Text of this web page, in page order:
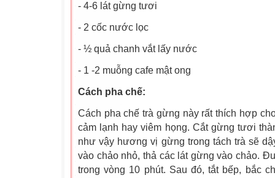
- 4-6 lát gừng tươi
- 2 cốc nước lọc
- ½ quả chanh vắt lấy nước
- 1 -2 muỗng cafe mật ong
Cách pha chế:
Cách pha chế trà gừng này rất thích hợp
cảm lạnh hay viêm họng. Cắt gừng tươi
như vậy hương vị gừng trong tách trà sẽ
vào chảo nhỏ, thả các lát gừng vào chảo.
trong vòng 10 phút. Sau đó, tắt bếp, bắc